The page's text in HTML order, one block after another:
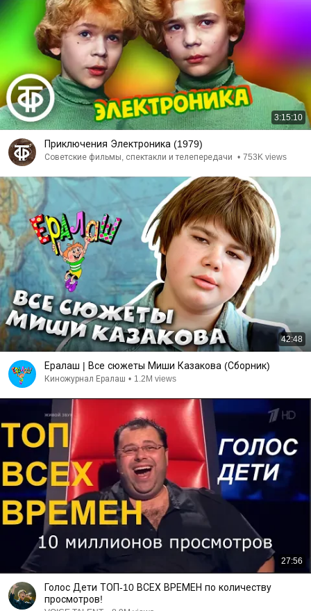
3:15:10
Приключения Электроника (1979)
Советские фильмы, спектакли и телепередачи • 753K views
42:48
Ералаш | Все сюжеты Миши Казакова (Сборник)
Киножурнал Ералаш • 1.2M views
27:56
Голос Дети ТОП-10 ВСЕХ ВРЕМЕН по количеству
просмотров!